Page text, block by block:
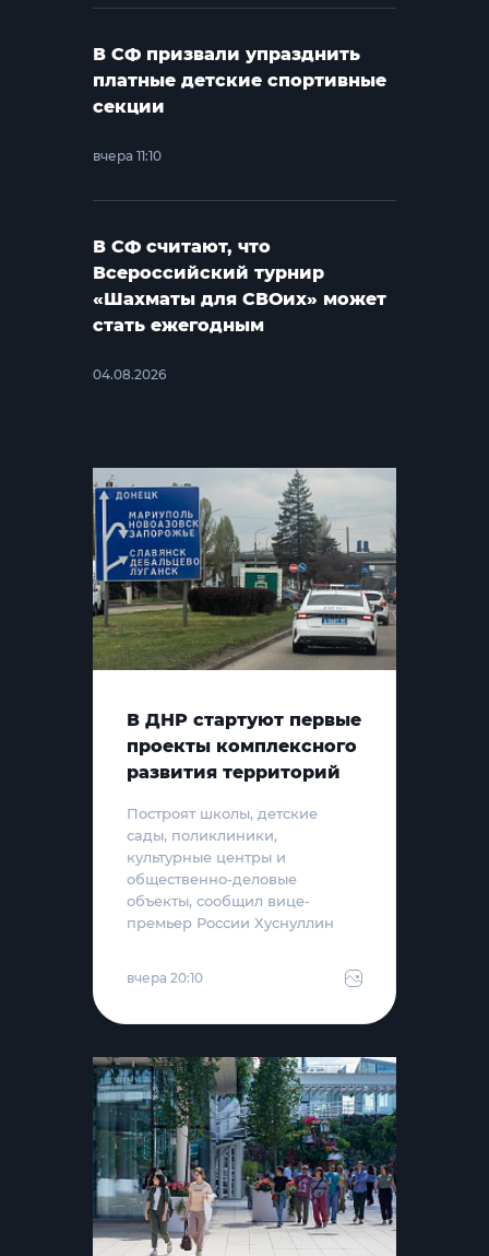
В СФ призвали упразднить
платные детские спортивные
секции
вчера 11:10
В СФ считают, что
Всероссийский турнир
«Шахматы для СВОих» может
стать ежегодным
04.08.2026
В ДНР стартуют первые
проекты комплексного
развития территорий
Построят школы, детские
сады, поликлиники,
культурные центры и
общественно-деловые
объекты, сообщил вице-
премьер России Хуснуллин
вчера 20:10